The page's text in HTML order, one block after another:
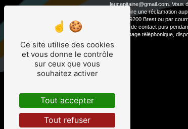
laucapitaine@gmail.com. Vous
d’introduire une réclamation
Duret, 29200 Brest ou par
de prise de contact puis
démarchage téléphonique,
Ce site utilise des cookies
et vous donne le contrôle
sur ceux que vous
souhaitez activer
Tout accepter
Tout refuser